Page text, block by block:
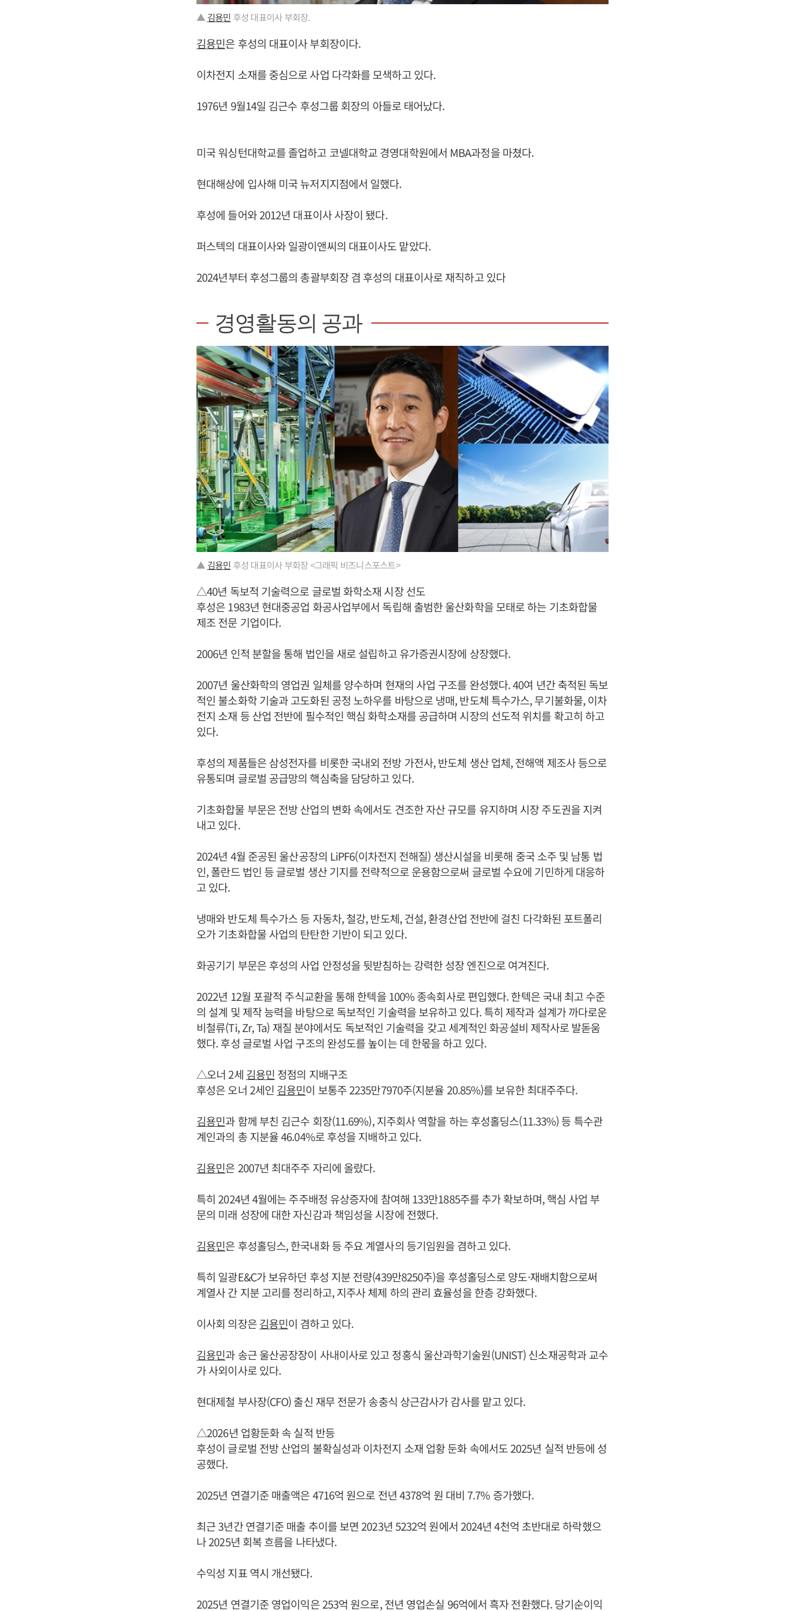
▲ 김용민 후성 대표이사 부회장.
김용민은 후성의 대표이사 부회장이다.
이차전지 소재를 중심으로 사업 다각화를 모색하고 있다.
1976년 9월14일 김근수 후성그룹 회장의 아들로 태어났다.
미국 워싱턴대학교를 졸업하고 코넬대학교 경영대학원에서 MBA과정을 마쳤다.
현대해상에 입사해 미국 뉴저지지점에서 일했다.
후성에 들어와 2012년 대표이사 사장이 됐다.
퍼스텍의 대표이사와 일광이앤씨의 대표이사도 맡았다.
2024년부터 후성그룹의 총괄부회장 겸 후성의 대표이사로 재직하고 있다
경영활동의 공과
▲ 김용민 후성 대표이사 부회장 <그래픽 비즈니스포스트>
△40년 독보적 기술력으로 글로벌 화학소재 시장 선도
후성은 1983년 현대중공업 화공사업부에서 독립해 출범한 울산화학을 모태로 하는 기초화합물
제조 전문 기업이다.
2006년 인적 분할을 통해 법인을 새로 설립하고 유가증권시장에 상장했다.
2007년 울산화학의 영업권 일체를 양수하며 현재의 사업 구조를 완성했다. 40여 년간 축적된 독보
적인 불소화학 기술과 고도화된 공정 노하우를 바탕으로 냉매, 반도체 특수가스, 무기불화물, 이차
전지 소재 등 산업 전반에 필수적인 핵심 화학소재를 공급하며 시장의 선도적 위치를 확고히 하고
있다.
후성의 제품들은 삼성전자를 비롯한 국내외 전방 가전사, 반도체 생산 업체, 전해액 제조사 등으로
유통되며 글로벌 공급망의 핵심축을 담당하고 있다.
기초화합물 부문은 전방 산업의 변화 속에서도 견조한 자산 규모를 유지하며 시장 주도권을 지켜
내고 있다.
2024년 4월 준공된 울산공장의 LiPF6(이차전지 전해질) 생산시설을 비롯해 중국 소주 및 남통 법
인, 폴란드 법인 등 글로벌 생산 기지를 전략적으로 운용함으로써 글로벌 수요에 기민하게 대응하
고 있다.
냉매와 반도체 특수가스 등 자동차, 철강, 반도체, 건설, 환경산업 전반에 걸친 다각화된 포트폴리
오가 기초화합물 사업의 탄탄한 기반이 되고 있다.
화공기기 부문은 후성의 사업 안정성을 뒷받침하는 강력한 성장 엔진으로 여겨진다.
2022년 12월 포괄적 주식교환을 통해 한텍을 100% 종속회사로 편입했다. 한텍은 국내 최고 수준
의 설계 및 제작 능력을 바탕으로 독보적인 기술력을 보유하고 있다. 특히 제작과 설계가 까다로운
비철류(Ti, Zr, Ta) 재질 분야에서도 독보적인 기술력을 갖고 세계적인 화공설비 제작사로 발돋움
했다. 후성 글로벌 사업 구조의 완성도를 높이는 데 한몫을 하고 있다.
△오너 2세 김용민 정점의 지배구조
후성은 오너 2세인 김용민이 보통주 2235만7970주(지분율 20.85%)를 보유한 최대주주다.
김용민과 함께 부친 김근수 회장(11.69%), 지주회사 역할을 하는 후성홀딩스(11.33%) 등 특수관
계인과의 총 지분율 46.04%로 후성을 지배하고 있다.
김용민은 2007년 최대주주 자리에 올랐다.
특히 2024년 4월에는 주주배정 유상증자에 참여해 133만1885주를 추가 확보하며, 핵심 사업 부
문의 미래 성장에 대한 자신감과 책임성을 시장에 전했다.
김용민은 후성홀딩스, 한국내화 등 주요 계열사의 등기임원을 겸하고 있다.
특히 일광E&C가 보유하던 후성 지분 전량(439만8250주)을 후성홀딩스로 양도·재배치함으로써
계열사 간 지분 고리를 정리하고, 지주사 체제 하의 관리 효율성을 한층 강화했다.
이사회 의장은김용민이 겸하고 있다.
김용민과 송근 울산공장장이 사내이사로 있고 정홍식 울산과학기술원(UNIST) 신소재공학과 교수
가 사외이사로 있다.
현대제철 부사장(CFO) 출신 재무 전문가 송충식 상근감사가 감사를 맡고 있다.
△2026년 업황둔화 속 실적 반등
후성이 글로벌 전방 산업의 불확실성과 이차전지 소재 업황 둔화 속에서도 2025년 실적 반등에 성
공했다.
2025년 연결기준 매출액은 4716억 원으로 전년 4378억 원 대비 7.7% 증가했다.
최근 3년간 연결기준 매출 추이를 보면 2023년 5232억 원에서 2024년 4천억 초반대로 하락했으
나 2025년 회복 흐름을 나타냈다.
수익성 지표 역시 개선됐다.
2025년 연결기준 영업이익은 253억 원으로, 전년 영업손실 96억에서 흑자 전환했다. 당기순이익